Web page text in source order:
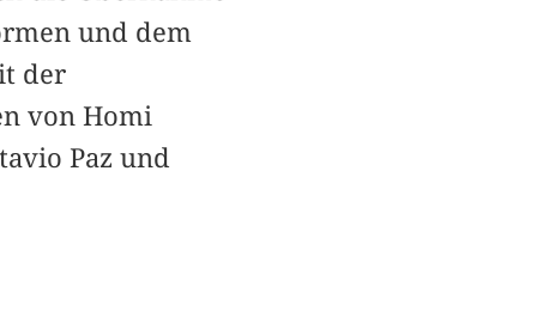
und dem
der
von Homi
Paz und